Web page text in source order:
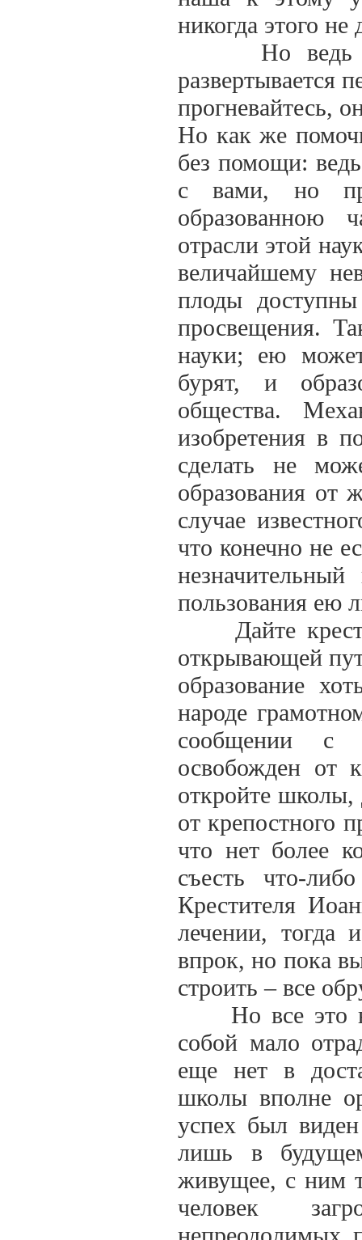
никогда этого не
Но ведь это
развертывается
прогневайтесь,
Но как же
без помощи:
с вами, но
образованною
отрасли этой
величайшему
плоды
просвещения.
науки; ею
бурят, и
общества.
изобретения в
сделать не
образования от
случае
что конечно не
пользования ею
Дайте
открывающей
образование
народе
сообщении с
освобожден от
откройте школы,
от крепостного
что нет более
съесть что-
Крестителя
лечении, тогда
впрок, но пока
строить – все
Но все это в
собой мало
еще нет в
школы вполне
успех был
лишь в
живущее, с ним
человек